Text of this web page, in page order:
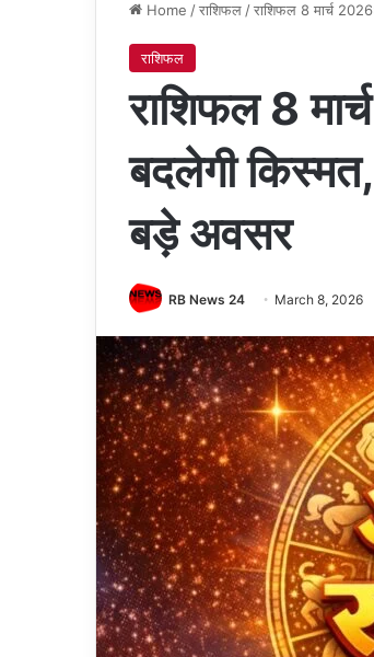
Home /राशिफल /राशिफल 8 मार्च
राशिफल
राशिफल 8
बदलेगी
बड़े अवसर
RB News 24 March 8, 2026